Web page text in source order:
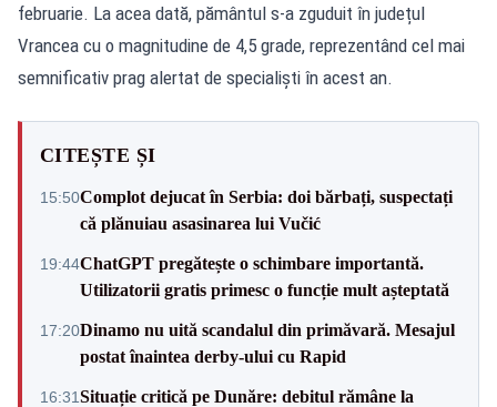
februarie. La acea dată, pământul s-a zguduit în județul
Vrancea cu o magnitudine de 4,5 grade, reprezentând cel mai
semnificativ prag alertat de specialiști în acest an.
CITEȘTE ȘI
15:50Complot dejucat în Serbia: doi bărbați, suspectați
că plănuiau asasinarea lui Vučić
19:44ChatGPT pregătește o schimbare importantă.
Utilizatorii gratis primesc o funcție mult așteptată
17:20Dinamo nu uită scandalul din primăvară. Mesajul
postat înaintea derby-ului cu Rapid
16:31Situație critică pe Dunăre: debitul rămâne la